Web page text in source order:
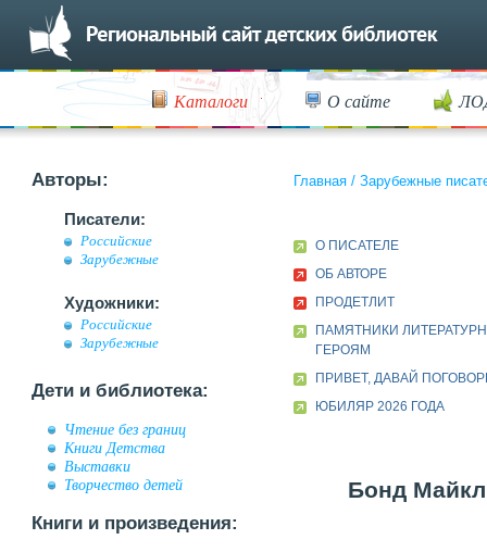
Каталоги О сайте
Авторы:
Писатели:
Российские
Зарубежные
Художники:
Российские
Зарубежные
Дети и библиотека:
Чтение без границ
Книги Детства
Выставки
Творчество детей
Книги и произведения:
Главная / Зарубежные
О ПИСАТЕЛЕ
ОБ АВТОРЕ
ПРОДЕТЛИТ
ПАМЯТНИКИ
ГЕРОЯМ
ПРИВЕТ, ДАВАЙ
ЮБИЛЯР 2026 ГОДА
Бонд Майкл